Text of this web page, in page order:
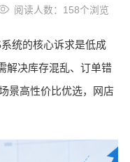
阅读人数：158个浏览
统的核心诉求是低成
解决库存混乱、订单错
景高性价比优选，网店